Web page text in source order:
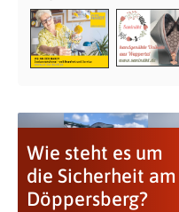
Wie steht es um
die Sicherheit am
Döppersberg?